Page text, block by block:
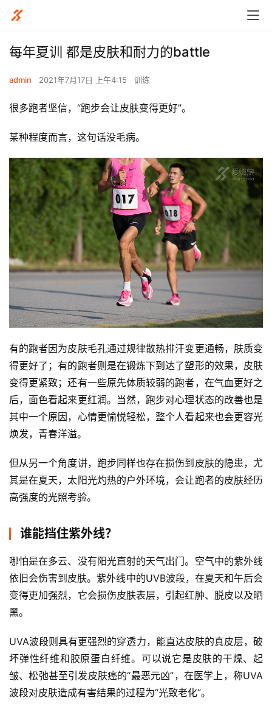
每年夏训 都是皮肤和耐力的battle
admin 2021年7月17日 上午4:15 训练
很多跑者坚信，“跑步会让皮肤变得更好”。
某种程度而言，这句话没毛病。
有的跑者因为皮肤毛孔通过规律散热排汗变更通畅，肤质变
得更好了；有的跑者则是在锻炼下到达了塑形的效果，皮肤
变得更紧致；还有一些原先体质较弱的跑者，在气血更好之
后，面色看起来更红润。当然，跑步对心理状态的改善也是
其中一个原因，心情更愉悦轻松，整个人看起来也会更容光
焕发，青春洋溢。
但从另一个角度讲，跑步同样也存在损伤到皮肤的隐患，尤
其是在夏天，太阳光灼热的户外环境，会让跑者的皮肤经历
高强度的光照考验。
谁能挡住紫外线？
哪怕是在多云、没有阳光直射的天气出门。空气中的紫外线
依旧会伤害到皮肤。紫外线中的UVB波段，在夏天和午后会
变得更加强烈，它会损伤皮肤表层，引起红肿、脱皮以及晒
黑。
UVA波段则具有更强烈的穿透力，能直达皮肤的真皮层，破
坏弹性纤维和胶原蛋白纤维。可以说它是皮肤的干燥、起
皱、松弛甚至引发皮肤癌的“最恶元凶”，在医学上，称UVA
波段对皮肤造成有害结果的过程为“光致老化”。